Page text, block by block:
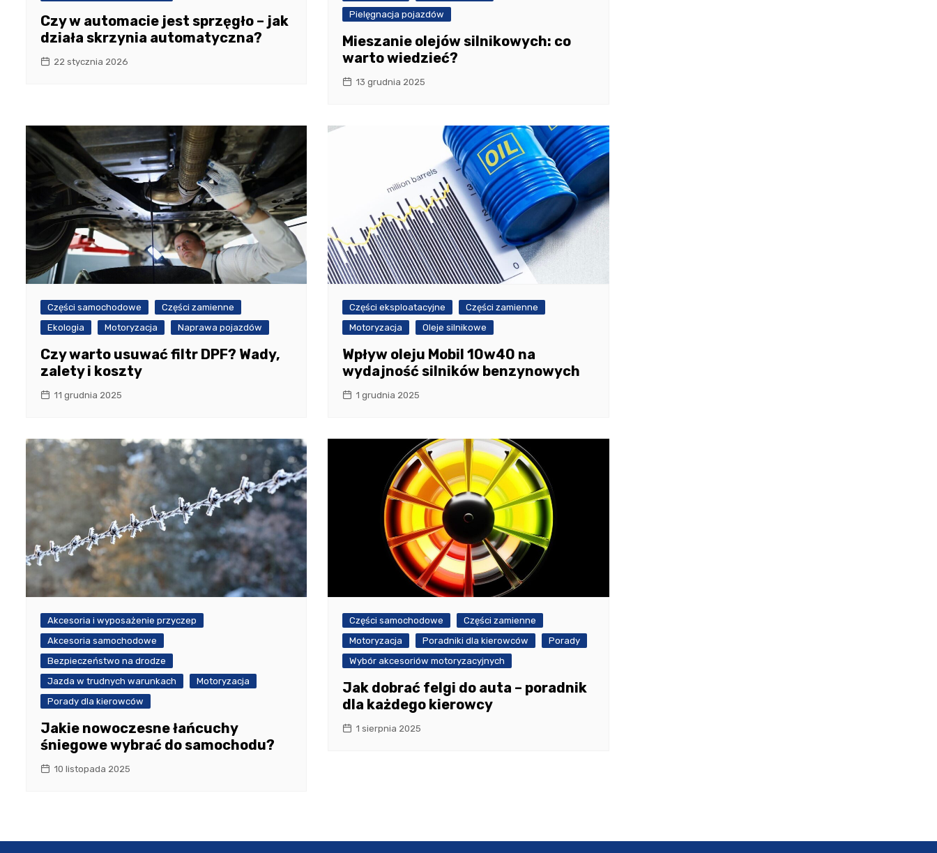
Czy w automacie jest sprzęgło – jak
działa skrzynia automatyczna?
22 stycznia 2026
Pielęgnacja pojazdów
Mieszanie olejów silnikowych: co
warto wiedzieć?
13 grudnia 2025
Części samochodowe
Części zamienne
Ekologia
Motoryzacja Naprawa pojazdów
Czy warto usuwać filtr DPF? Wady,
zalety i koszty
11 grudnia 2025
Części eksploatacyjne
Części zamienne
Motoryzacja
Oleje silnikowe
Wpływ oleju Mobil 10w40 na
wydajność silników benzynowych
1 grudnia 2025
Akcesoria i wyposażenie przyczep
Akcesoria samochodowe
Bezpieczeństwo na drodze
Jazda w trudnych warunkach
Motoryzacja
Porady dla kierowców
Jakie nowoczesne łańcuchy
śniegowe wybrać do samochodu?
10 listopada 2025
Części samochodowe
Części zamienne
Motoryzacja
Poradniki dla kierowców
Porady
Wybór akcesoriów motoryzacyjnych
Jak dobrać felgi do auta – poradnik
dla każdego kierowcy
1 sierpnia 2025